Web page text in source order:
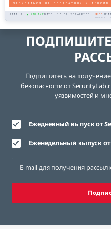
ЗАПИСАТЬСЯ НА БЕСПЛАТНЫЙ ИНТЕНСИВ
STATUS: ● ONLINE DATE: 13.08.2026 PRICE: FREE
Реклама.
Подпишитесь на
безопасности от
уязвимостей и
Ежедневный выпуск от
Еженедельный выпуск